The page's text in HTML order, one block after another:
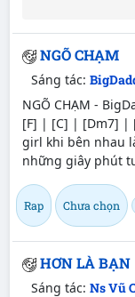
NGÕ CHẠM
Sáng tác:
NGÕ CHẠM -
[F] | [C] | [Dm7] |
girl khi bên nhau
những giây phút
Rap Chưa chọn
HƠN LÀ BẠN
Sáng tác: Ns Vũ